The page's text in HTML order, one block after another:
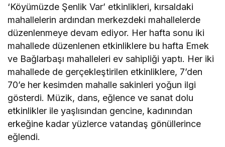
‘Köyümüzde Şenlik Var’ etkinlikleri, kırsaldaki
mahallelerin ardından merkezdeki mahallelerde
düzenlenmeye devam ediyor. Her hafta sonu iki
mahallede düzenlenen etkinliklere bu hafta Emek
ve Bağlarbaşı mahalleleri ev sahipliği yaptı. Her iki
mahallede de gerçekleştirilen etkinliklere, 7’den
70’e her kesimden mahalle sakinleri yoğun ilgi
gösterdi. Müzik, dans, eğlence ve sanat dolu
etkinlikler ile yaşlısından gencine, kadınından
erkeğine kadar yüzlerce vatandaş gönüllerince
eğlendi.